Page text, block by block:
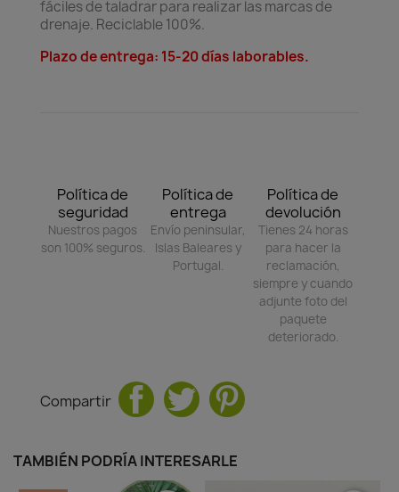
fáciles de taladrar para realizar las marcas de
drenaje. Reciclable 100%.
Plazo de entrega: 15-20 días laborables.
Política de
seguridad
Nuestros pagos
son 100% seguros.
Política de
entrega
Envío peninsular,
Islas Baleares y
Portugal.
Política de
devolución
Tienes 24 horas
para hacer la
reclamación,
siempre y cuando
adjunte foto del
paquete
deteriorado.
Compartir
TAMBIÉN PODRÍA INTERESARLE